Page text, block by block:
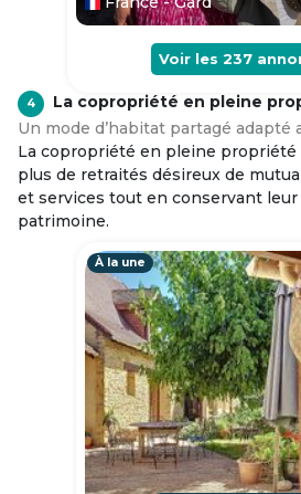
Voir les 237
4
La copropriété en pleine
Un mode d’habitat partagé adapté
La copropriété en pleine propriété
plus de retraités désireux de
et services tout en conservant
patrimoine.
À la une